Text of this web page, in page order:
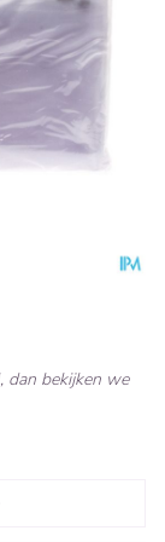
dan bekijken we